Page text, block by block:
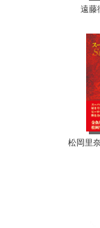
遠藤
松岡里